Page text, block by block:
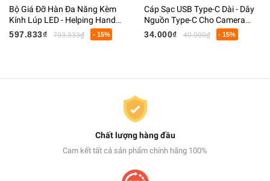
Bộ Giá Đỡ Hàn Đa Năng Kèm
Kính Lúp LED - Helping Hand
Hỗ Trợ Hàn Mạch, Giá Đỡ Mỏ
597.833₫ 703.333₫ - 15%
Cáp Sạc USB Type-C Dài - Dây
Nguồn Type-C Cho Camera
Giám Sát, Webcam, Điện Thoại
34.000₫ 40.000₫ - 15%
Chất lượng hàng đầu
Cam kết tất cả sản phẩm chính hãng 100%